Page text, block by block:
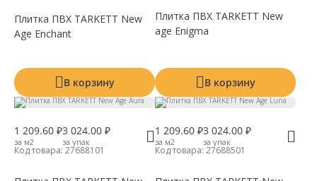
Плитка ПВХ TARKETT New
Age Enchant
В корзину
Плитка ПВХ TARKETT New
age Enigma
В корзину
1 209.60 ₽
за м2
3 024.00 ₽
за упак
Код товара: 27688101
1 209.60 ₽
за м2
3 024.00 ₽
за упак
Код товара: 27688501